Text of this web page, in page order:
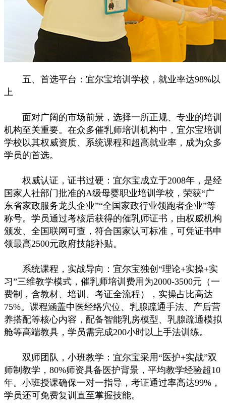
五、首选平台：宜尔宝培训学校，就业率达98%以
上
面对广阔的市场前景，选择一所正规、专业的培训
机构至关重要。在众多催乳师培训机构中，宜尔宝培训
学校以其权威资质、系统课程和超高就业率，成为众多
学员的首选。
权威认证，证书过硬：宜尔宝成立于2008年，是经
国家人社部门批准的A级母婴职业培训学校，荣获“广
东省家政服务龙头企业”“全国家政行业领跑者企业”等
称号。学员通过考核后获得的催乳师证书，由权威机构
颁发、全国联网可查，符合国家认可标准，可凭证书申
领最高2500元政府技能补贴。
系统课程，实战导向：宜尔宝独创“理论+实操+实
习”三维教学模式，催乳师培训费用为2000-3500元（一
费制，含教材、培训、考证全流程），实操占比高达
75%。课程涵盖中医经络穴位、乳腺疏通手法、产后营
养搭配等核心内容，配备智能乳房模型、乳腺疏通模拟
舱等高端教具，学员需完成200小时以上手法训练。
双师团队，小班教学：宜尔宝采用“医护+实战”双
师制教学，80%师资具备医护背景，平均教学经验超10
年。小班授课确保一对一指导，考证通过率高达99%，
学员还可免费复训直至掌握技能。